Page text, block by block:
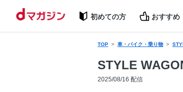
初めての方 おすすめ
TOP 車・バイク・乗り物
STYLE
2025/08/16 配信